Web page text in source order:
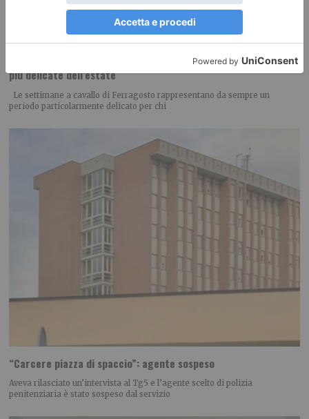
Ferragosto a Torino: 107 negozi e locali aperti nelle settimane
più delicate dell’estate
Le settimane a cavallo di Ferragosto rappresentano da sempre un
periodo particolarmente delicato per chi
“Carcere piazza di spaccio”: agente sospeso
Aveva rilasciato un’intervista al Tg5 e l’agente scelto di polizia
penitenziaria è stato sospeso dal servizio